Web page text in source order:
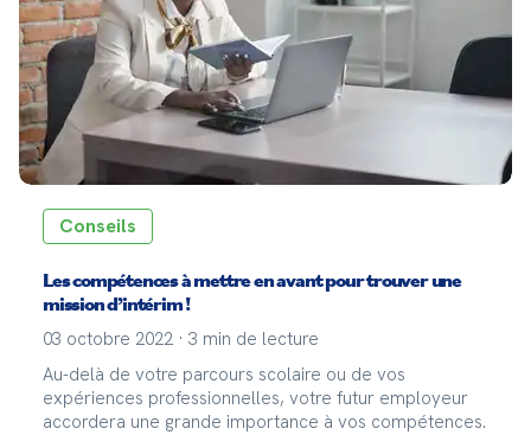
Conseils
Les compétences à mettre en avant pour trouver une
mission d’intérim !
03 octobre 2022 · 3 min de lecture
Au-delà de votre parcours scolaire ou de vos
expériences professionnelles, votre futur employeur
accordera une grande importance à vos compétences.